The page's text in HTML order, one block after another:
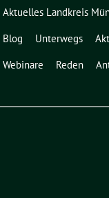
Aktuelles Landkreis
Blog
Unterwegs
Webinare
Reden